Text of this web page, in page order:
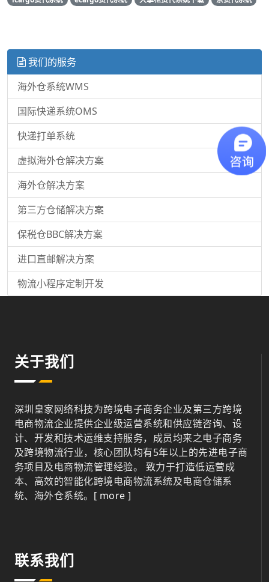
我们的服务
海外仓系统WMS
国际快递系统OMS
快递打单系统
虚拟海外仓解决方案
海外仓解决方案
第三方仓储解决方案
保税仓BBC解决方案
进口直邮解决方案
物流小程序定制开发
关于我们
深圳皇家网络科技为跨境电子商务企业及第三方跨境
电商物流企业提供企业级运营系统和供应链咨询、设
计、开发和技术运维支持服务，成员均来之电子商务
及跨境物流行业，核心团队均有5年以上的先进电子商
务项目及电商物流管理经验。 致力于打造低运营成
本、高效的智能化跨境电商物流系统及电商仓储系
统、海外仓系统。 [ more ]
联系我们